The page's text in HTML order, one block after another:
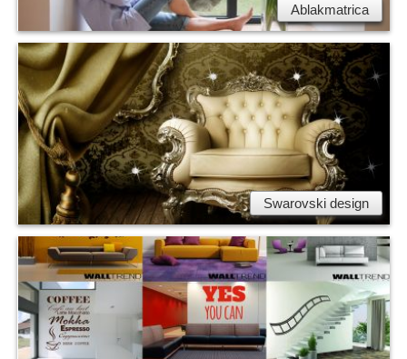
Ablakmatrica
Swarovski design